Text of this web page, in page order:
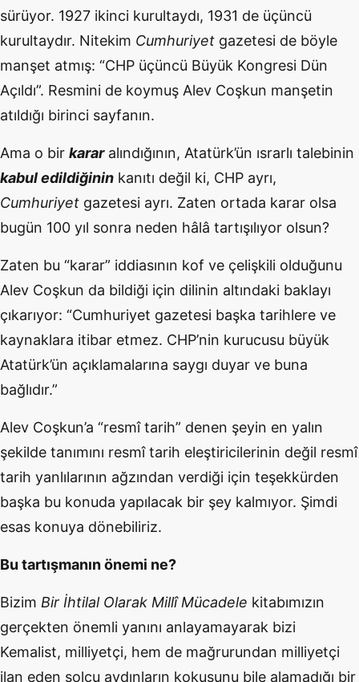
sürüyor. 1927 ikinci kurultaydı, 1931 de üçüncü
kurultaydır. Nitekim Cumhuriyet gazetesi de böyle
manşet atmış: “CHP üçüncü Büyük Kongresi Dün
Açıldı”. Resmini de koymuş Alev Coşkun manşetin
atıldığı birinci sayfanın.
Ama o bir kararalındığının, Atatürk’ün ısrarlı talebinin
kabul edildiğinin kanıtı değil ki, CHP ayrı,
Cumhuriyet gazetesi ayrı. Zaten ortada karar olsa
bugün 100 yıl sonra neden hâlâ tartışılıyor olsun?
Zaten bu “karar” iddiasının kof ve çelişkili olduğunu
Alev Coşkun da bildiği için dilinin altındaki baklayı
çıkarıyor: “Cumhuriyet gazetesi başka tarihlere ve
kaynaklara itibar etmez. CHP’nin kurucusu büyük
Atatürk’ün açıklamalarına saygı duyar ve buna
bağlıdır.”
Alev Coşkun’a “resmî tarih” denen şeyin en yalın
şekilde tanımını resmî tarih eleştiricilerinin değil resmî
tarih yanlılarının ağzından verdiği için teşekkürden
başka bu konuda yapılacak bir şey kalmıyor. Şimdi
esas konuya dönebiliriz.
Bu tartışmanın önemi ne?
Bizim Bir İhtilal Olarak Millî Mücadele kitabımızın
gerçekten önemli yanını anlayamayarak bizi
Kemalist, milliyetçi, hem de mağrurundan milliyetçi
ilan eden solcu aydınların kokusunu bile alamadığı bir